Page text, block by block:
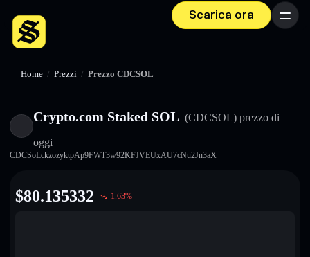
Scarica ora Menu
Home / Prezzi / Prezzo CDCSOL
Crypto.com Staked SOL (CDCSOL)prezzo di
oggi
CDCSoLckzozyktpAp9FWT3w92KFJVEUxAU7cNu2Jn3aX
$80.135332 1.63%